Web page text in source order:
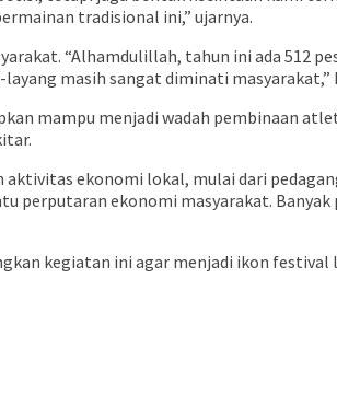
tradisional ini,” ujarnya.
“Alhamdulillah, tahun ini ada 512
masih sangat diminati masyarakat,”
mampu menjadi wadah pembinaan
ekonomi lokal, mulai dari
ekonomi masyarakat.
kegiatan ini agar menjadi ikon festival